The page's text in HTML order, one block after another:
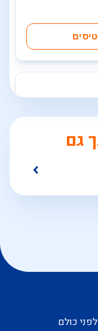
גם
כולם